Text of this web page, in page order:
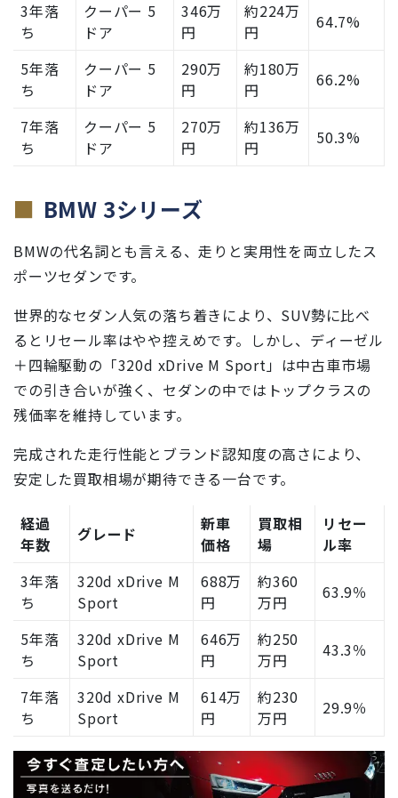
3年落
ち
クーパー 5
ドア
346万
円
約224万
円
64.7%
5年落
ち
クーパー 5
ドア
290万
円
約180万
円
66.2%
7年落
ち
クーパー 5
ドア
270万
円
約136万
円
50.3%
BMW 3シリーズ
BMWの代名詞とも言える、走りと実用性を両立したス
ポーツセダンです。
世界的なセダン人気の落ち着きにより、SUV勢に比べ
るとリセール率はやや控えめです。しかし、ディーゼル
＋四輪駆動の「320d xDrive M Sport」は中古車市場
での引き合いが強く、セダンの中ではトップクラスの
残価率を維持しています。
完成された走行性能とブランド認知度の高さにより、
安定した買取相場が期待できる一台です。
経過
年数
グレード
新車
価格
買取相
場
リセー
ル率
3年落
ち
320d xDrive M
Sport
688万
円
約360
万円
63.9％
5年落
ち
320d xDrive M
Sport
646万
円
約250
万円
43.3％
7年落
ち
320d xDrive M
Sport
614万
円
約230
万円
29.9％